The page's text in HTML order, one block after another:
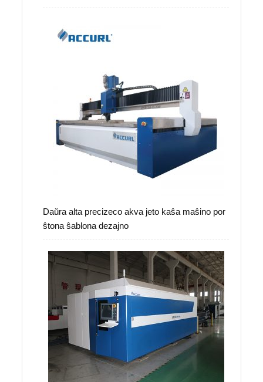
Daŭra alta precizeco akva jeto kaŝa maŝino por
ŝtona ŝablona dezajno